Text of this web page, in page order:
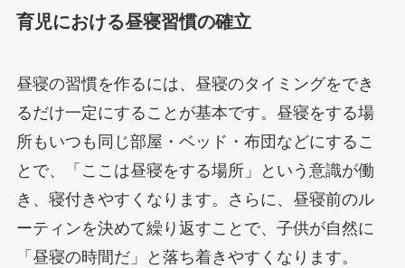
育児における昼寝習慣の確立
昼寝の習慣を作るには、昼寝のタイミングをでき
るだけ一定にすることが基本です。昼寝をする場
所もいつも同じ部屋・ベッド・布団などにするこ
とで、「ここは昼寝をする場所」という意識が働
き、寝付きやすくなります。さらに、昼寝前のル
ーティンを決めて繰り返すことで、子供が自然に
「昼寝の時間だ」と落ち着きやすくなります。